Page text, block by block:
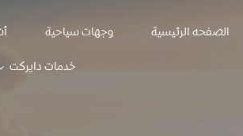
الصفحه الرئيسية وجهات سياحية
خدمات دايركت